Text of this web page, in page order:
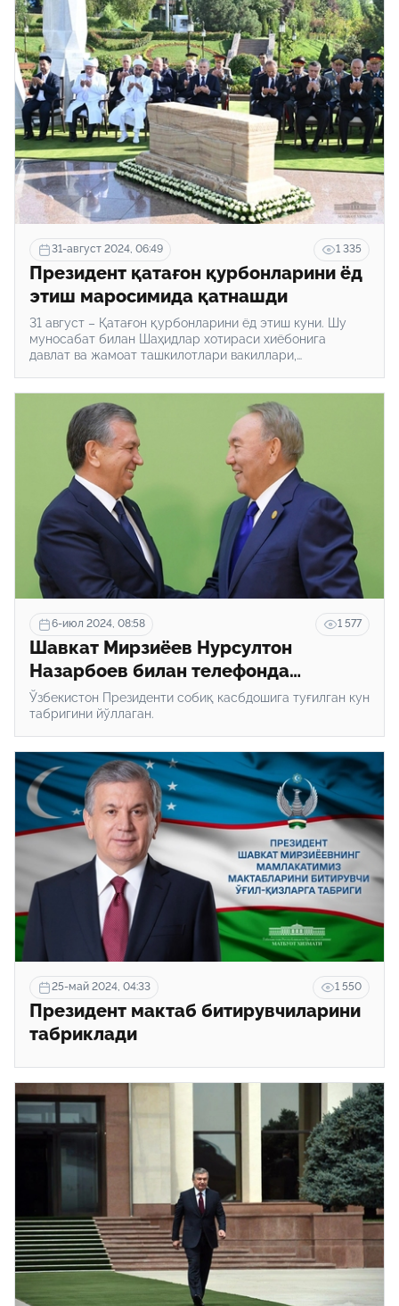
31-август 2024, 06:49 1 335
Президент қатағон қурбонларини ёд
этиш маросимида қатнашди
31 август – Қатағон қурбонларини ёд этиш куни. Шу
муносабат билан Шаҳидлар хотираси хиёбонига
давлат ва жамоат ташкилотлари вакиллари,
6-июл 2024, 08:58 1 577
Шавкат Мирзиёев Нурсултон
Назарбоев билан телефонда
гаплашди
Ўзбекистон Президенти собиқ касбдошига туғилган кун
табригини йўллаган.
25-май 2024, 04:33 1 550
Президент мактаб битирувчиларини
табриклади